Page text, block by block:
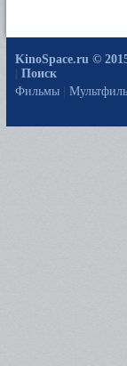
KinoSpace.ru ©
Поиск
Фильмы